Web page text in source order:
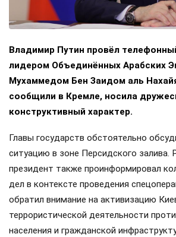
Владимир Путин провёл
лидером Объединённых Арабских
Мухаммедом Бен Заидом аль
сообщили в Кремле, носила
конструктивный характер.
Главы государств обстоятельно
ситуацию в зоне Персидского залива.
президент также проинформировал
дел в контексте проведения
обратил внимание на активизацию
террористической деятельности
населения и гражданской